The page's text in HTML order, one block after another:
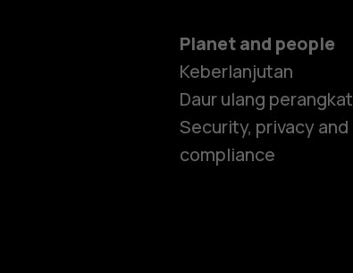
Planet and people
Keberlanjutan
Daur ulang perangkat
Security, privacy and
compliance